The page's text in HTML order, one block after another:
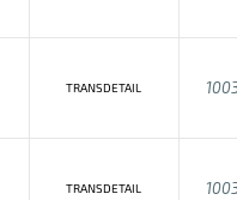
TRANSDETAIL
TRANSDETAIL